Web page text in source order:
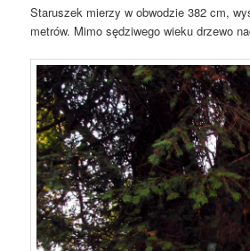
Staruszek mierzy w obwodzie 382 cm,
metrów. Mimo sędziwego wieku drzewo